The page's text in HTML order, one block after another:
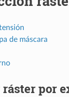
de máscara
ráster por